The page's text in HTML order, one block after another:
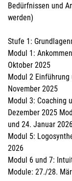
Bedürfnissen und
werden)
Stufe 1:
Modul 1:
Oktober 2025
Modul 2 Einführung
November 2025
Modul 3: Coaching
Dezember 2025
und 24. Januar 2026
Modul 5:
2026
Modul 6 und 7:
Module: 27./28.